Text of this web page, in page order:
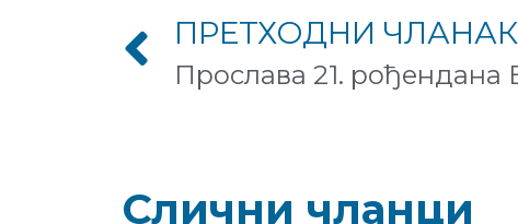
ПРЕТХОДНИ ЧЛАНАК
Слични чланци